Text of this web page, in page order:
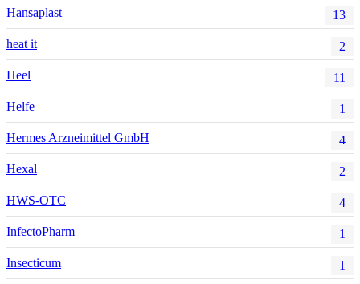
Hansaplast 13
heat it 2
Heel 11
Helfe 1
Hermes Arzneimittel GmbH 4
Hexal 2
HWS-OTC 4
InfectoPharm 1
Insecticum 1